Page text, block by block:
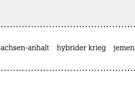
anhalt hybrider krieg jemen